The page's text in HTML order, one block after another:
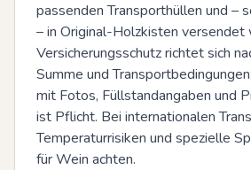
passenden Transporthüllen und –
– in Original-Holzkisten versendet
Versicherungsschutz richtet sich
Summe und
mit Fotos, Füllstandangaben und
ist Pflicht. Bei internationalen
Temperaturrisiken und spezielle
für Wein achten.